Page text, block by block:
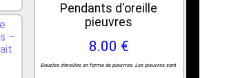
Pendants d'oreille
pieuvres
8.00 €
Boucles d'oreilles en forme de pieuvres. Les pieuvres sont